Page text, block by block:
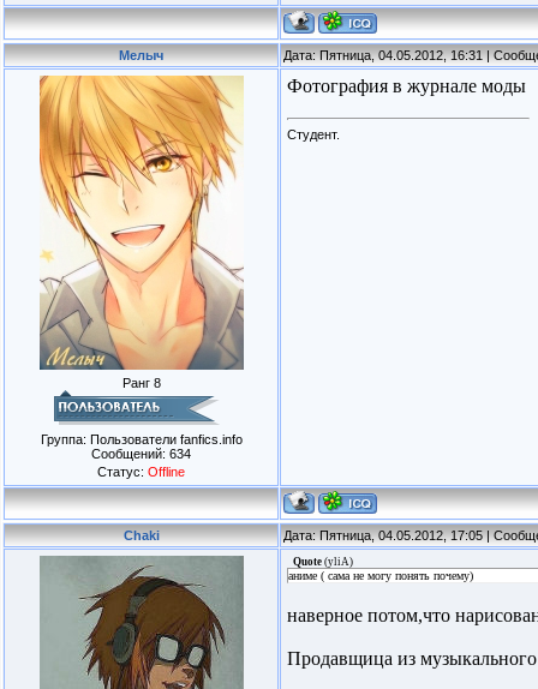
Мелыч Дата: Пятница, 04.05.2012, 16:31 |
Ранг 8
Группа: Пользователи fanfics.info
Сообщений: 634
Статус: Offline
Фотография в журнале моды
Студент.
Chaki Дата: Пятница, 04.05.2012, 17:05 |
Quote (yliА)
аниме ( сама не могу понять почему)
наверное потом,что
Продавщица из